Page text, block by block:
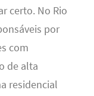
certo. No Rio
por
com
de alta
residencial